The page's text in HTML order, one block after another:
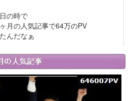
の時で
月の人気記事で64万のPV
んだなぁ